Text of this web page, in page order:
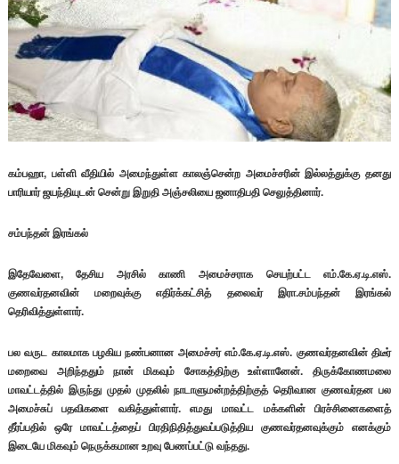
கம்பஹா, பள்ளி வீதியில் அமைந்துள்ள காலஞ்சென்ற அமைச்சரின் இல்லத்துக்கு தனது
பாரியார் ஜயந்தியுடன் சென்று இறுதி அஞ்சலியை ஜனாதிபதி செலுத்தினார்.
சம்பந்தன் இரங்கல்
இதேவேளை, தேசிய அரசில் காணி அமைச்சராக செயற்பட்ட எம்.கே.ஏ.டி.எஸ்.
குணவர்தனவின் மறைவுக்கு எதிர்க்கட்சித் தலைவர் இரா.சம்பந்தன் இரங்கல்
தெரிவித்துள்ளார்.
பல வருட காலமாக பழகிய நண்பனான அமைச்சர் எம்.கே.ஏ.டி.எஸ். குணவர்தனவின் திடீர்
மறைவை அறிந்ததும் நான் மிகவும் சோகத்திற்கு உள்ளானேன். திருக்கோணமலை
மாவட்டத்தில் இருந்து முதல் முதலில் நாடாளுமன்றத்திற்குத் தெரிவான குணவர்தன பல
அமைச்சுப் பதவிகளை வகித்துள்ளார். எமது மாவட்ட மக்களின் பிரச்சினைகளைத்
தீர்ப்பதில் ஒரே மாவட்டத்தைப் பிரதிநிதித்துவப்படுத்திய குணவர்தனவுக்கும் எனக்கும்
இடையே மிகவும் நெருக்கமான உறவு பேணப்பட்டு வந்தது.